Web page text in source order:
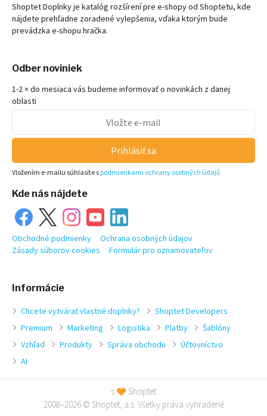
Shoptet Doplnky je katalóg rozšírení pre e-shopyod Shoptetu, kde
nájdete prehľadne zoradené vylepšenia, vďaka ktorým bude
prevádzka e-shopu hračka.
Informácie
Chcete vytvárať vlastné doplnky?
Shoptet Developers
Premium
Marketing Logistika Platby
Šablóny
Vzhľad
Produkty Správa obchodu
Účtovníctvo
AI
Odber noviniek
1-2 × do mesiaca vás budeme informovať o novinkách z danej
oblasti
Prihlásiť sa
Vložením e-mailu súhlasíte s podmienkami ochrany osobných údajů
Kde nás nájdete
Obchodné podmienky
Ochrana osobných údajov
Zásady súborov cookies
Formulár pro oznamovateľov
s
Shoptet
2008–2026 © Shoptet, a.s. Všetky práva vyhradené